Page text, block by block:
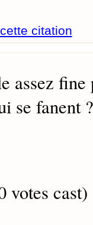
cette citation
assez fine
se fanent ?
votes cast)